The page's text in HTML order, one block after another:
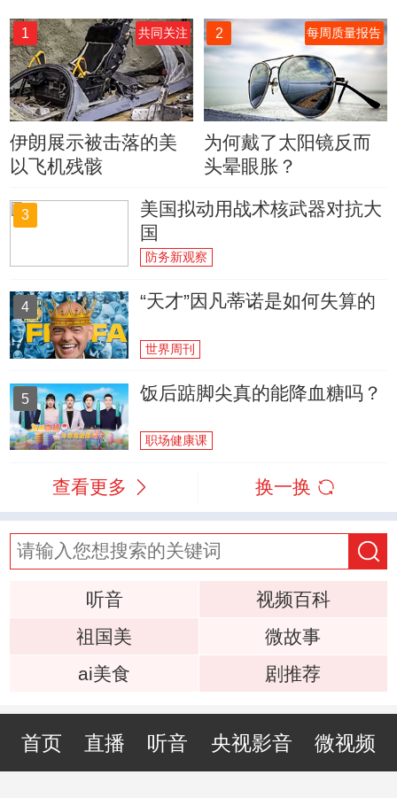
1 共同关注
伊朗展示被击落的美
以飞机残骸
2 每周质量报告
为何戴了太阳镜反而
头晕眼胀？
3
美国拟动用战术核武器对抗大
国
防务新观察
4 “天才”因凡蒂诺是如何失算的
世界周刊
5 饭后踮脚尖真的能降血糖吗？
职场健康课
查看更多 换一换
听音
视频百科
祖国美
微故事
ai美食
剧推荐
首页 直播 听音 央视影音 微视频